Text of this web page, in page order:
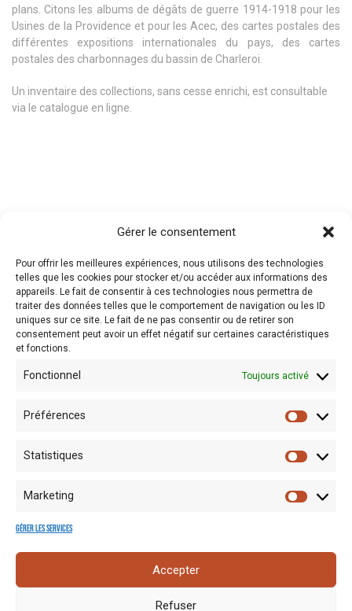
Gérer le consentement
Pour offrir les meilleures expériences, nous utilisons des technologies
telles que les cookies pour stocker et/ou accéder aux informations des
appareils. Le fait de consentir à ces technologies nous permettra de
traiter des données telles que le comportement de navigation ou les ID
uniques sur ce site. Le fait de ne pas consentir ou de retirer son
consentement peut avoir un effet négatif sur certaines caractéristiques
et fonctions.
Fonctionnel Toujours activé
Préférences
Statistiques
Marketing
Gérer les services
Accepter
Refuser
plans. Citons les albums de dégâts de guerre 1914-1918 pour les
Usines de la Providence et pour les Acec, des cartes postales des
différentes expositions internationales du pays, des cartes
postales des charbonnages du bassin de Charleroi.
Un inventaire des collections, sans cesse enrichi, est consultable
via le catalogue en ligne.
Ouvert du mardi au vendredi de 9h à 12h et de 13h à
documentaliste pour un RDV, Julie van der Vrecken
j.vandervrecken@leboisducazier.be